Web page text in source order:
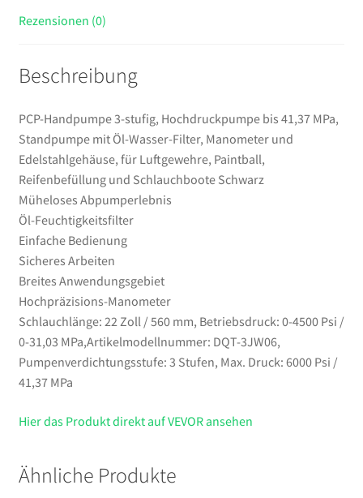
Manometer
für
Paintball,
Reifenbefüllung
und
Schlauchboote
Schwarz
Menge
Rezensionen (0)
Beschreibung
PCP-Handpumpe 3-stufig, Hochdruckpumpe bis 41,37 MPa,
Standpumpe mit Öl-Wasser-Filter, Manometer und
Edelstahlgehäuse, für Luftgewehre, Paintball,
Reifenbefüllung und Schlauchboote Schwarz
Müheloses Abpumperlebnis
Öl-Feuchtigkeitsfilter
Einfache Bedienung
Sicheres Arbeiten
Breites Anwendungsgebiet
Hochpräzisions-Manometer
Schlauchlänge: 22 Zoll / 560 mm, Betriebsdruck: 0-4500 Psi /
0-31,03 MPa,Artikelmodellnummer: DQT-3JW06,
Pumpenverdichtungsstufe: 3 Stufen, Max. Druck: 6000 Psi /
41,37 MPa
Hier das Produkt direkt auf VEVOR ansehen
Ähnliche Produkte